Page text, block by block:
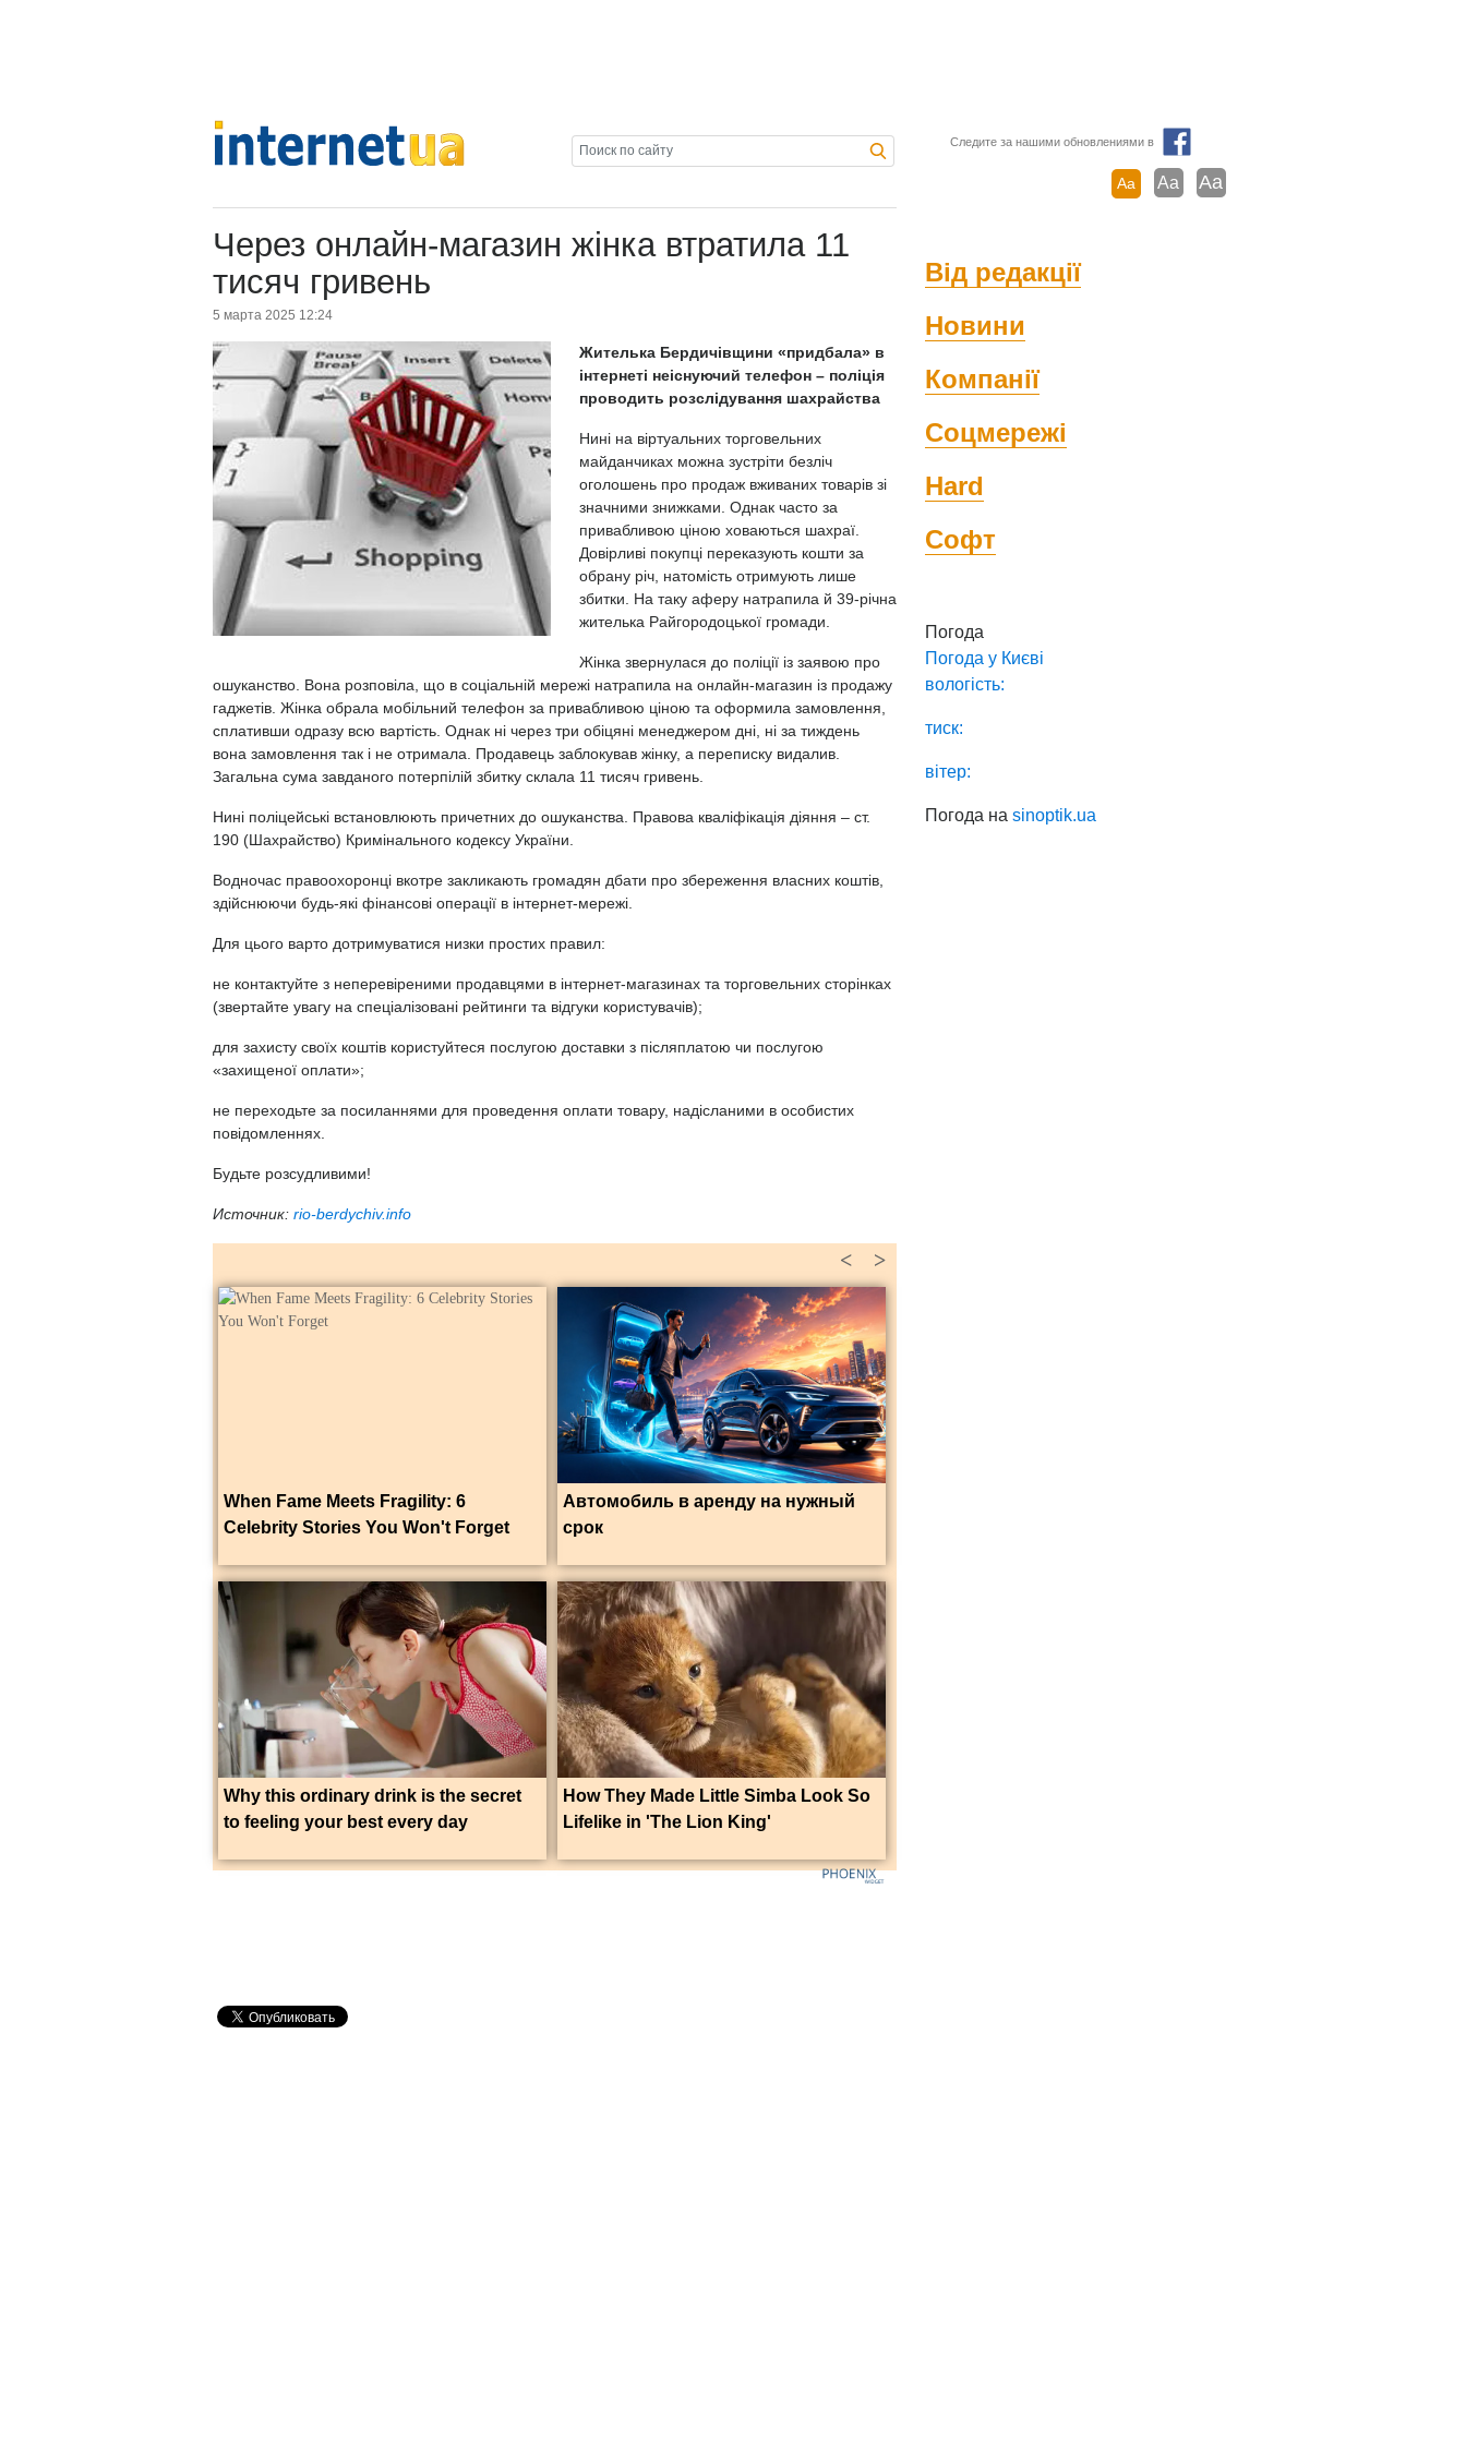
Следите за нашими обновлениями в
Aa Aa Aa
Через онлайн-магазин жінка втратила 11
тисяч гривень
5 марта 2025 12:24
Жителька Бердичівщини «придбала» в
інтернеті неіснуючий телефон – поліція
проводить розслідування шахрайства
Нині на віртуальних торговельних
майданчиках можна зустріти безліч
оголошень про продаж вживаних товарів зі
значними знижками. Однак часто за
привабливою ціною ховаються шахраї.
Довірливі покупці переказують кошти за
обрану річ, натомість отримують лише
збитки. На таку аферу натрапила й 39-річна
жителька Райгородоцької громади.
Жінка звернулася до поліції із заявою про
ошуканство. Вона розповіла, що в соціальній мережі натрапила на онлайн-магазин із продажу
гаджетів. Жінка обрала мобільний телефон за привабливою ціною та оформила замовлення,
сплативши одразу всю вартість. Однак ні через три обіцяні менеджером дні, ні за тиждень
вона замовлення так і не отримала. Продавець заблокував жінку, а переписку видалив.
Загальна сума завданого потерпілій збитку склала 11 тисяч гривень.
Нині поліцейські встановлюють причетних до ошуканства. Правова кваліфікація діяння – ст.
190 (Шахрайство) Кримінального кодексу України.
Водночас правоохоронці вкотре закликають громадян дбати про збереження власних коштів,
здійснюючи будь-які фінансові операції в інтернет-мережі.
Для цього варто дотримуватися низки простих правил:
не контактуйте з неперевіреними продавцями в інтернет-магазинах та торговельних сторінках
(звертайте увагу на спеціалізовані рейтинги та відгуки користувачів);
для захисту своїх коштів користуйтеся послугою доставки з післяплатою чи послугою
«захищеної оплати»;
не переходьте за посиланнями для проведення оплати товару, надісланими в особистих
повідомленнях.
Будьте розсудливими!
Источник: rio-berdychiv.info
>
<
When Fame Meets Fragility: 6
Celebrity Stories You Won't Forget
Автомобиль в аренду на нужный
срок
Why this ordinary drink is the secret
to feeling your best every day
How They Made Little Simba Look So
Lifelike in 'The Lion King'
Від редакції
Новини
Компанії
Соцмережі
Hard
Софт
Погода
Погода у Києві
вологість:
тиск:
вітер:
Погода наsinoptik.ua